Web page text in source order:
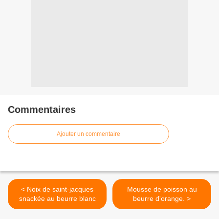
Commentaires
Ajouter un commentaire
< Noix de saint-jacques
snackée au beurre blanc
Mousse de poisson au
beurre d'orange. >